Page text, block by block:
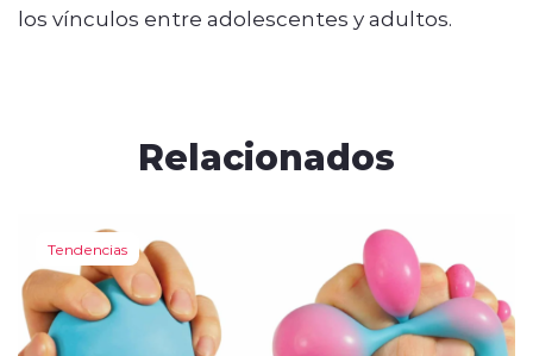
los vínculos entre adolescentes y adultos.
Relacionados
Tendencias